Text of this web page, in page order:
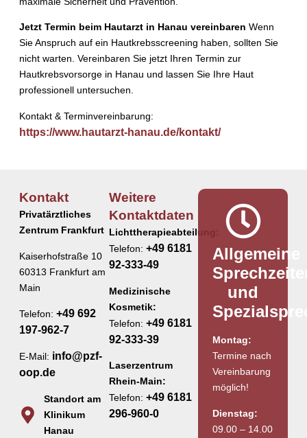
Jetzt Termin beim Hautarzt in Hanau vereinbaren Wenn
Sie Anspruch auf ein Hautkrebsscreening haben, sollten Sie
nicht warten. Vereinbaren Sie jetzt Ihren Termin zur
Hautkrebsvorsorge in Hanau und lassen Sie Ihre Haut
professionell untersuchen.
Kontakt & Terminvereinbarung:
https://www.hautarzt-hanau.de/kontakt/
Kontakt
Privatärztliches
Zentrum Frankfurt
Kaiserhofstraße 10
60313 Frankfurt am
Main
Telefon: +49 692
197-962-7
E-Mail: info@pzf-
oop.de
Standort am
Klinikum
Hanau
Weitere
Kontaktdaten
Lichttherapieabteilung:
Telefon: +49 6181
92-333-49
Medizinische
Kosmetik:
Telefon: +49 6181
92-333-39
Laserzentrum
Rhein-Main:
Telefon: +49 6181
296-960-0
Allgemeine
und
Montag:
Termine nach
Vereinbarung
möglich!
Dienstag:
09.00 – 14.00